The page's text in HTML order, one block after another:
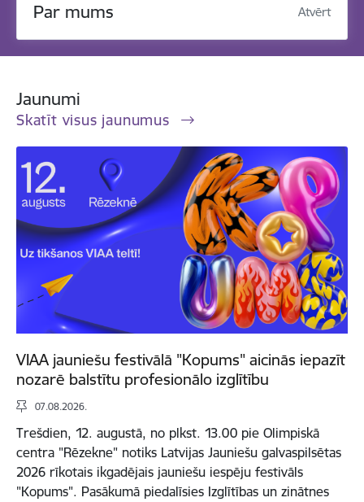
Par mums Atvērt
Jaunumi
Skatīt visus jaunumus
VIAA jauniešu festivālā "Kopums" aicinās iepazīt
nozarē balstītu profesionālo izglītību
07.08.2026.
Trešdien, 12. augustā, no plkst. 13.00 pie Olimpiskā
centra "Rēzekne" notiks Latvijas Jauniešu galvaspilsētas
2026 rīkotais ikgadējais jauniešu iespēju festivāls
"Kopums". Pasākumā piedalīsies Izglītības un zinātnes